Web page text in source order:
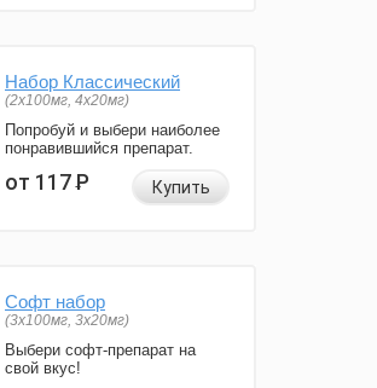
Набор Классический
(2x100мг, 4x20мг)
Попробуй и выбери наиболее
понравившийся препарат.
от 117Р Купить
Софт набор
(3x100мг, 3x20мг)
Выбери софт-препарат на
свой вкус!